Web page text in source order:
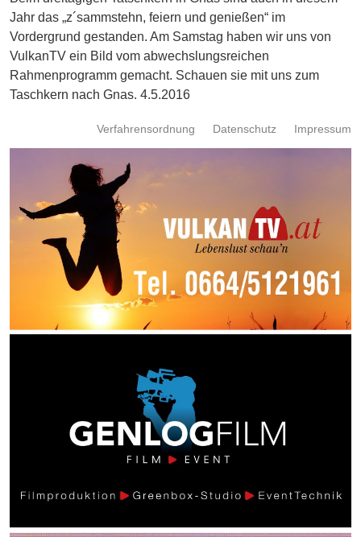
Energie
Schnöll
gfrogt
Zonen
Jahr das „z´sammstehn, feiern und genießen“ im
Vordergrund gestanden. Am Samstag haben wir uns von
VulkanTV ein Bild vom abwechslungsreichen
Rahmenprogramm gemacht. Schauen sie mit uns zum
Taschkern nach Gnas. 4.5.2016
Impressum
Datenschutz
Verfahrensordnung